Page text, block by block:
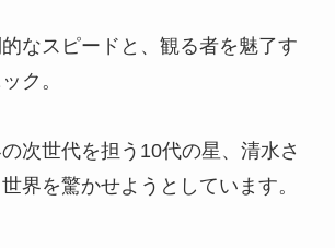
なスピードと、観る者を魅了す
ク。
次世代を担う10代の星、清水さ
界を驚かせようとしています。